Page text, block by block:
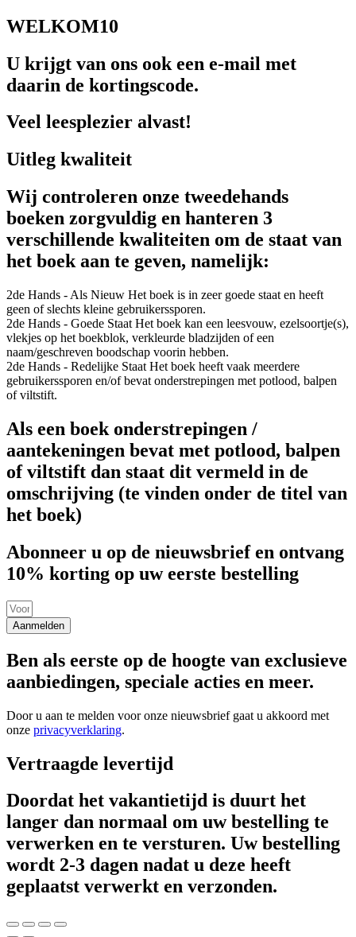
WELKOM10
U krijgt van ons ook een e-mail met
daarin de kortingscode.
Veel leesplezier alvast!
Uitleg kwaliteit
Wij controleren onze tweedehands
boeken zorgvuldig en hanteren 3
verschillende kwaliteiten om de staat van
het boek aan te geven, namelijk:
2de Hands - Als Nieuw Het boek is in zeer goede staat en heeft
geen of slechts kleine gebruikerssporen.
2de Hands - Goede Staat Het boek kan een leesvouw, ezelsoortje(s),
vlekjes op het boekblok, verkleurde bladzijden of een
naam/geschreven boodschap voorin hebben.
2de Hands - Redelijke Staat Het boek heeft vaak meerdere
gebruikerssporen en/of bevat onderstrepingen met potlood, balpen
of viltstift.
Als een boek onderstrepingen /
aantekeningen bevat met potlood, balpen
of viltstift dan staat dit vermeld in de
omschrijving (te vinden onder de titel van
het boek)
Abonneer u op de nieuwsbrief en ontvang
10% korting op uw eerste bestelling
Aanmelden
Ben als eerste op de hoogte van exclusieve
aanbiedingen, speciale acties en meer.
Door u aan te melden voor onze nieuwsbrief gaat u akkoord met
onze privacyverklaring.
Vertraagde levertijd
Doordat het vakantietijd is duurt het
langer dan normaal om uw bestelling te
verwerken en te versturen. Uw bestelling
wordt 2-3 dagen nadat u deze heeft
geplaatst verwerkt en verzonden.